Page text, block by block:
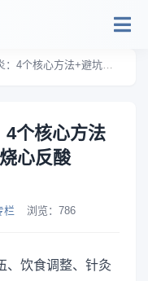
法+避坑指南，帮你缓解烧心反酸
4个核心方法
心反酸
栏 浏览： 786
、饮食调整、针灸